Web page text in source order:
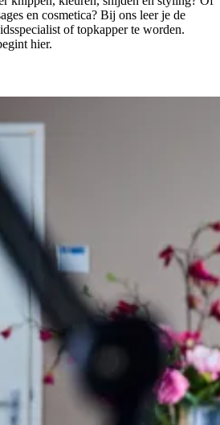
en cosmetica? Bij ons leer je de
of topkapper te worden.
hier.